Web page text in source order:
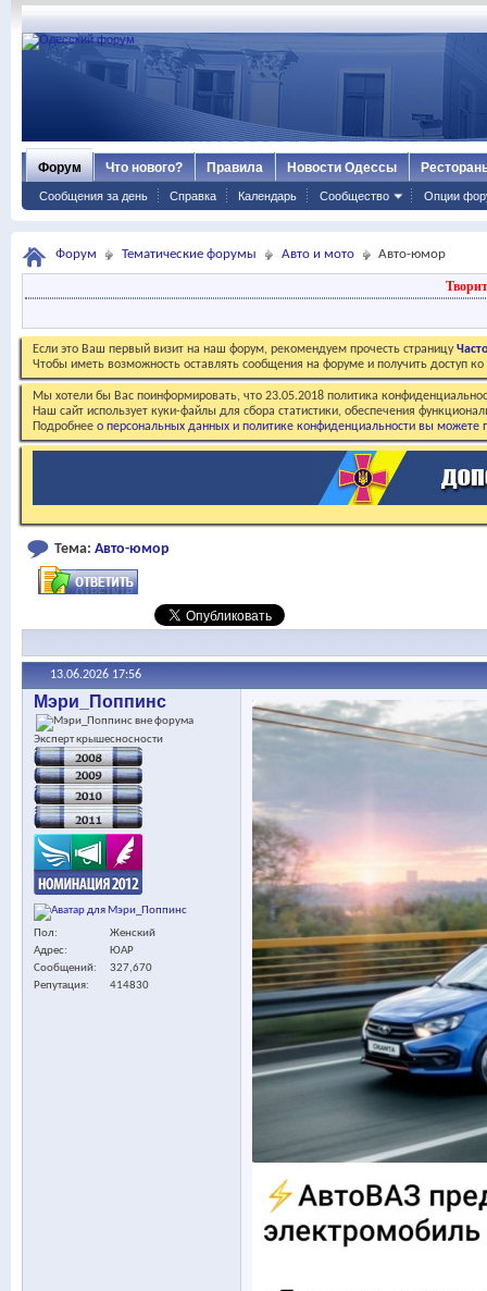
Форум
Сообщения за день Справка Календарь Сообщество Опции
Что нового? Правила Новости Одессы
Форум Тематические форумы Авто и мото Авто-юмор
Если это Ваш первый визит на наш форум, рекомендуем прочесть страницу
Чтобы иметь возможность оставлять сообщения на форуме и получить доступ
Мы хотели бы Вас поинформировать, что 23.05.2018 политика
Наш сайт использует куки-файлы для сбора статистики, обеспечения
Подробнее о персональных данных и политике конфиденциальности вы можете
Тема: Авто-юмор
13.06.2026 17:56
Мэри_Поппинс
Эксперт крышесносности
Пол
Женский
Адрес
ЮАР
Сообщений
327,670
Репутация
414830